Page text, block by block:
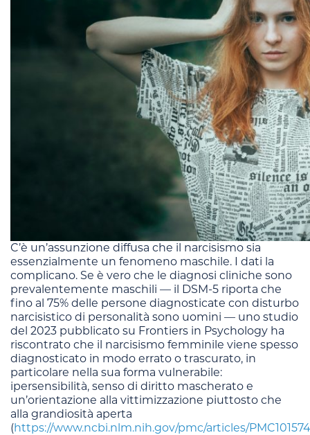
C’è un’assunzione diffusa che il narcisismo sia
essenzialmente un fenomeno maschile. I dati la
complicano. Se è vero che le diagnosi cliniche sono
prevalentemente maschili — il DSM-5 riporta che
fino al 75% delle persone diagnosticate con disturbo
narcisistico di personalità sono uomini — uno studio
del 2023 pubblicato su Frontiers in Psychology ha
riscontrato che il narcisismo femminile viene spesso
diagnosticato in modo errato o trascurato, in
particolare nella sua forma vulnerabile:
ipersensibilità, senso di diritto mascherato e
un’orientazione alla vittimizzazione piuttosto che
alla grandiosità aperta
(https://www.ncbi.nlm.nih.gov/pmc/articles/